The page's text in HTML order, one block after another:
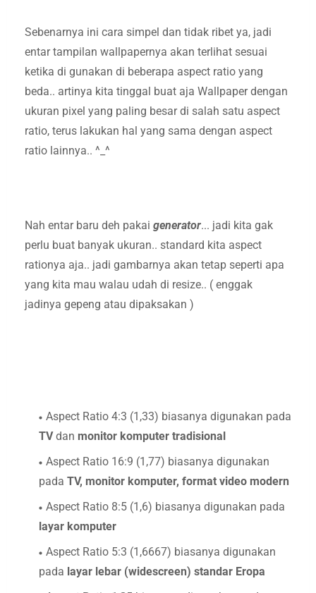
Sebenarnya ini cara simpel dan tidak ribet ya, jadi
entar tampilan wallpapernya akan terlihat sesuai
ketika di gunakan di beberapa aspect ratio yang
beda.. artinya kita tinggal buat aja Wallpaper dengan
ukuran pixel yang paling besar di salah satu aspect
ratio, terus lakukan hal yang sama dengan aspect
ratio lainnya.. ^_^
Nah entar baru deh pakai generator... jadi kita gak
perlu buat banyak ukuran.. standard kita aspect
rationya aja.. jadi gambarnya akan tetap seperti apa
yang kita mau walau udah di resize.. ( enggak
jadinya gepeng atau dipaksakan )
Aspect Ratio 4:3 (1,33) biasanya digunakan pada
TVdan monitor komputer tradisional
Aspect Ratio 16:9 (1,77) biasanya digunakan
pada TV, monitor komputer, format video modern
Aspect Ratio 8:5 (1,6) biasanya digunakan pada
layar komputer
Aspect Ratio 5:3 (1,6667) biasanya digunakan
pada layar lebar (widescreen) standar Eropa